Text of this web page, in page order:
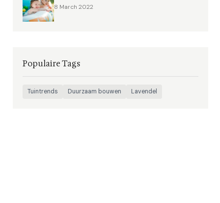
8 March 2022
Populaire Tags
Tuintrends Duurzaam bouwen Lavendel